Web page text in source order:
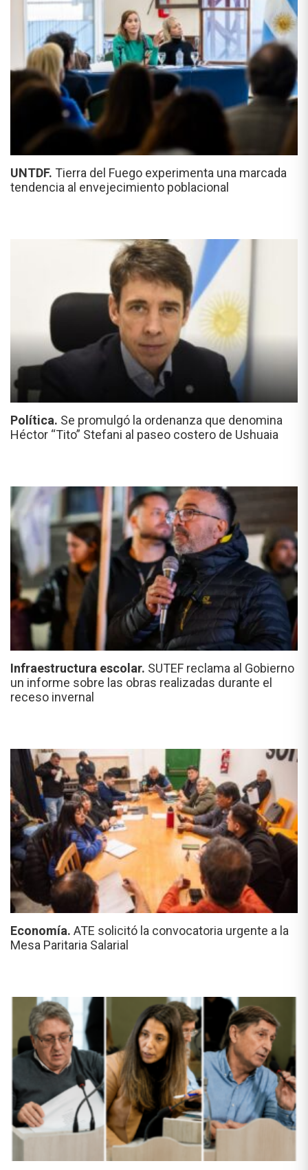
UNTDF. Tierra del Fuego experimenta una marcada
tendencia al envejecimiento poblacional
Política. Se promulgó la ordenanza que denomina
Héctor “Tito” Stefani al paseo costero de Ushuaia
Infraestructura escolar. SUTEF reclama al Gobierno
un informe sobre las obras realizadas durante el
receso invernal
Economía. ATE solicitó la convocatoria urgente a la
Mesa Paritaria Salarial